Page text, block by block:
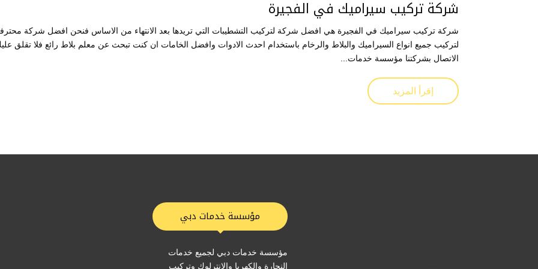
شركة تركيب سيراميك في الفجيرة
شركة تركيب سيراميك في الفجيرة هي افضل شركة لتركيب التشطيبات التي تريدها بعد الانتهاء من الاساس فنحن افضل شركة
لتركيب جميع انواع السيراميك والبلاط والرخام باستخدام احدث الادوات وافضل الخامات ان كنت تبحث عن معلم بلاط رائع فلا تقلق
الاتصال بشركتنا مؤسسة خدمات...
إقرأ المزيد
مؤسسة خدمات دبي
مؤسسة خدمات دبي لجميع خدمات
النجارة والكهربا والانترلوك وتركيب